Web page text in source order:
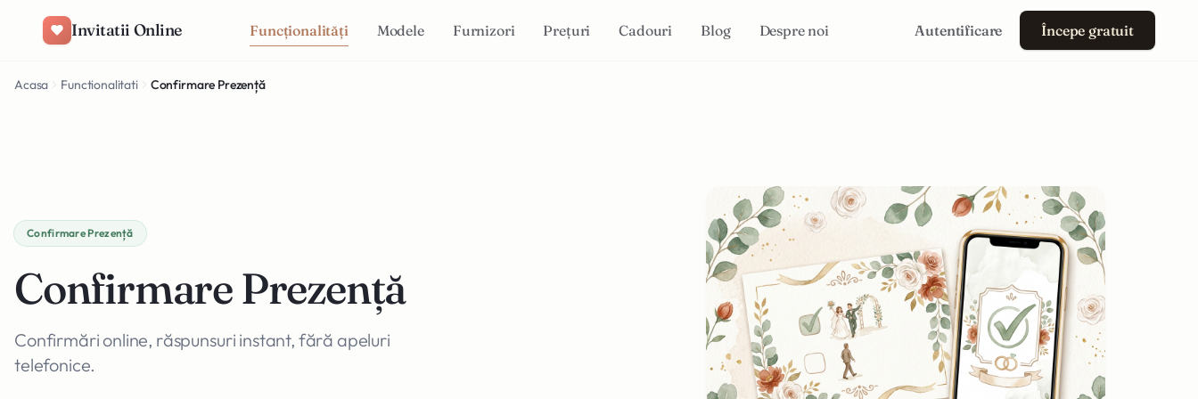
Invitatii Online Funcționalități Modele Furnizori Prețuri Cadouri Blog Despre noi Autentificare Începe gratuit
Acasa Functionalitati Confirmare Prezență
Confirmare Prezență
Confirmare Prezență
Confirmări online, răspunsuri instant, fără apeluri
telefonice.